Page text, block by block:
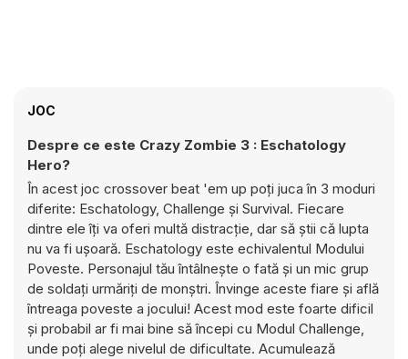
JOC
Despre ce este Crazy Zombie 3 : Eschatology
Hero?
În acest joc crossover beat 'em up poți juca în 3 moduri
diferite: Eschatology, Challenge și Survival. Fiecare
dintre ele îți va oferi multă distracție, dar să știi că lupta
nu va fi ușoară. Eschatology este echivalentul Modului
Poveste. Personajul tău întâlnește o fată și un mic grup
de soldați urmăriți de monștri. Învinge aceste fiare și află
întreaga poveste a jocului! Acest mod este foarte dificil
și probabil ar fi mai bine să începi cu Modul Challenge,
unde poți alege nivelul de dificultate. Acumulează